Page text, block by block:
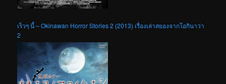
เร็วๆ นี้ – Okinawan Horror Stories 2 (2013) เรื่องเล่าสยองจากโอกินาว่า
2